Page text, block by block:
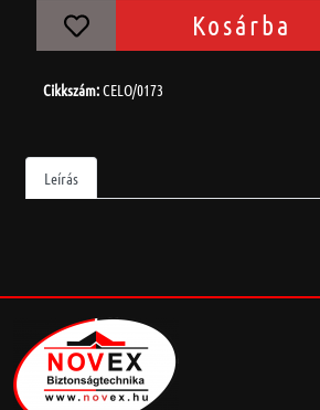
Kosárba
Cikkszám:CELO/0173
Leírás